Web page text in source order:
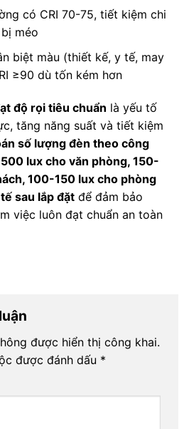
có CRI 70-75, tiết kiệm chi
méo
biệt màu (thiết kế, y tế, may
≥90 dù tốn kém hơn
độ rọi tiêu chuẩn là yếu tố
tăng năng suất và tiết kiệm
số lượng đèn theo công
lux cho văn phòng, 150-
100-150 lux cho phòng
sau lắp đặt để đảm bảo
việc luôn đạt chuẩn an toàn
được hiển thị công khai.
được đánh dấu *